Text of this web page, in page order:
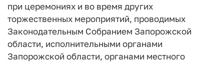
при церемониях и во время других
торжественных мероприятий, проводимых
Законодательным Собранием Запорожской
области, исполнительными органами
Запорожской области, органами местного